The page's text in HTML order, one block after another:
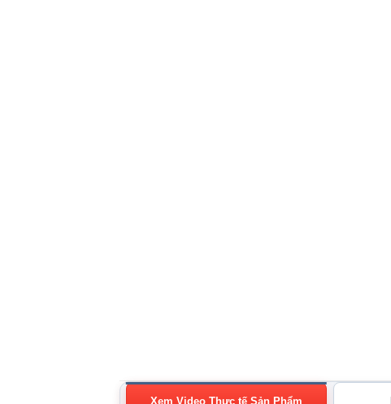
Xem Video Thực tế Sản Phẩm